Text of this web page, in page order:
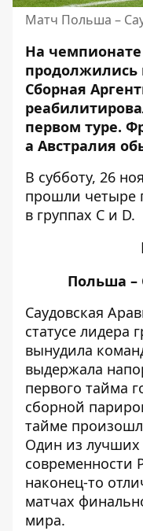
Матч Польша –
На
продолжились
Сборная
первом туре.
а Австралия
В субботу, 26
прошли четыре
в группах С и D.
Польша –
Саудовская
статусе лидера
вынудила
выдержала
первого тайма
сборной
тайме
Один из
современности
наконец-то
матчах
мира.